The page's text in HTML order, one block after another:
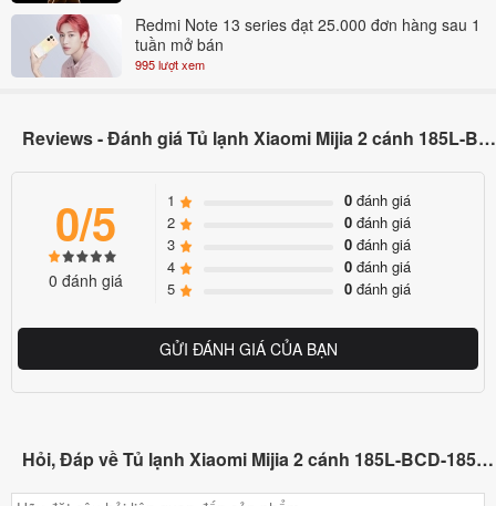
Redmi Note 13 series đạt 25.000 đơn hàng sau 1
tuần mở bán
995 lượt xem
Reviews - Đánh giá Tủ lạnh Xiaomi Mijia 2 cánh 185L-BCD-185MDM
0/5
0 đánh giá
1 0đánh giá
2
0đánh giá
3
0đánh giá
4
0đánh giá
5
0đánh giá
GỬI ĐÁNH GIÁ CỦA BẠN
Hỏi, Đáp về Tủ lạnh Xiaomi Mijia 2 cánh 185L-BCD-185MDM